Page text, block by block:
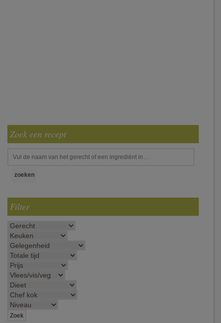
Zoek een recept
Filter